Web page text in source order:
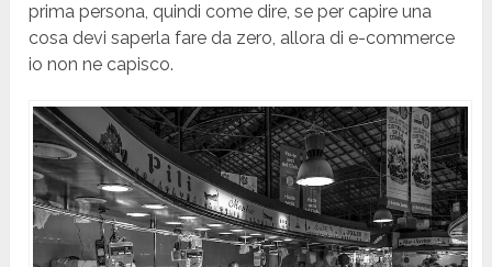
prima persona, quindi come dire, se per capire una
cosa devi saperla fare da zero, allora di e-commerce
io non ne capisco.